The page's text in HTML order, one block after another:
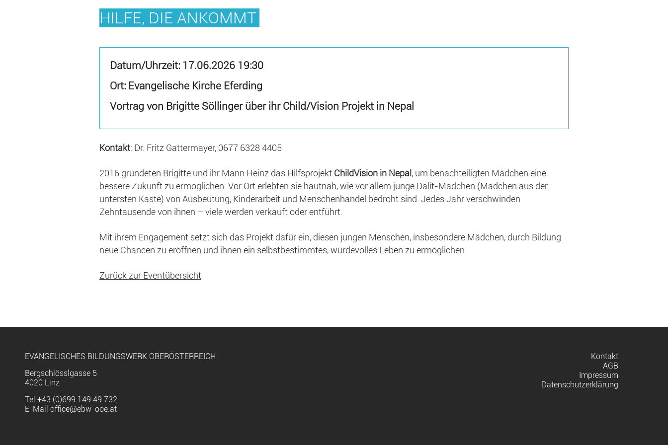
HILFE, DIE ANKOMMT
Datum/Uhrzeit: 17.06.2026 19:30
Ort: Evangelische Kirche Eferding
Vortrag von Brigitte Söllinger über ihr Child/Vision Projekt in Nepal
Kontakt: Dr. Fritz Gattermayer, 0677 6328 4405
2016 gründeten Brigitte und ihr Mann Heinz das Hilfsprojekt ChildVision in Nepal , um benachteiligten Mädchen eine
bessere Zukunft zu ermöglichen. Vor Ort erlebten sie hautnah, wie vor allem junge Dalit-Mädchen (Mädchen aus der
untersten Kaste) von Ausbeutung, Kinderarbeit und Menschenhandel bedroht sind. Jedes Jahr verschwinden
Zehntausende von ihnen – viele werden verkauft oder entführt.
Mit ihrem Engagement setzt sich das Projekt dafür ein, diesen jungen Menschen, insbesondere Mädchen, durch Bildung
neue Chancen zu eröffnen und ihnen ein selbstbestimmtes, würdevolles Leben zu ermöglichen.
Zurück zur Eventübersicht
EVANGELISCHES BILDUNGSWERK OBERÖSTERREICH
Bergschlösslgasse 5
4020 Linz
Tel +43 (0)699 149 49 732
E-Mail office@ebw-ooe.at
Navigation
überspringen
Kontakt
AGB
Impressum
Datenschutzerklärung